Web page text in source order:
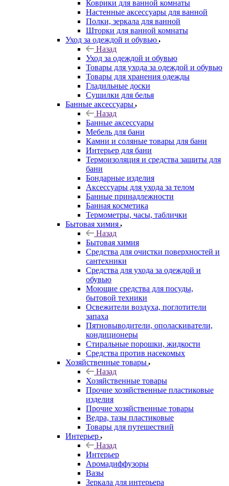
Коврики для ванной комнаты
Настенные аксессуары для ванной
Полки, зеркала для ванной
Шторки для ванной комнаты
Уход за одеждой и обувью
Назад
Уход за одеждой и обувью
Товары для ухода за одеждой и обувью
Товары для хранения одежды
Гладильные доски
Сушилки для белья
Банные аксессуары
Назад
Банные аксессуары
Мебель для бани
Камни и соляные товары для бани
Интерьер для бани
Термоизоляция и средства защиты для
бани
Бондарные изделия
Аксеcсуары для ухода за телом
Банные принадлежности
Банная косметика
Термометры, часы, таблички
Бытовая химия
Назад
Бытовая химия
Средства для очистки поверхностей и
сантехники
Средства для ухода за одеждой и
обувью
Моющие средства для посуды,
бытовой техники
Освежители воздуха, поглотители
запаха
Пятновыводители, ополаскиватели,
кондиционеры
Стиральные порошки, жидкости
Средства против насекомых
Хозяйственные товары
Назад
Хозяйственные товары
Прочие хозяйственные пластиковые
изделия
Прочие хозяйственные товары
Ведра, тазы пластиковые
Товары для путешествий
Интерьер
Назад
Интерьер
Аромадиффузоры
Вазы
Зеркала для интерьера